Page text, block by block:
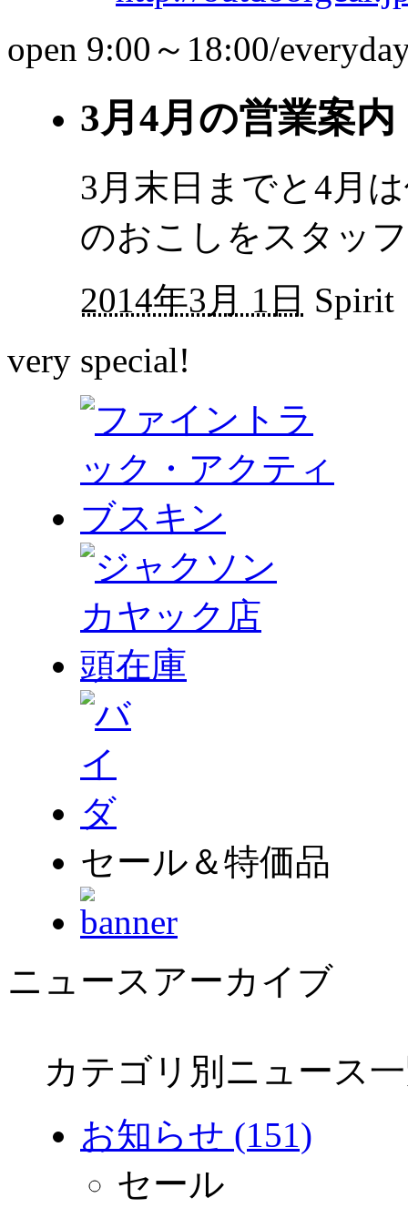
open 9:00～18:00/
3月4月の営業案内
3月末日までと4月
のおこしをスタッ
2014年3月 1日 Spirit
very special!
セール＆特価品
ニュースアーカイブ
カテゴリ別ニュース
お知らせ (151)
セール